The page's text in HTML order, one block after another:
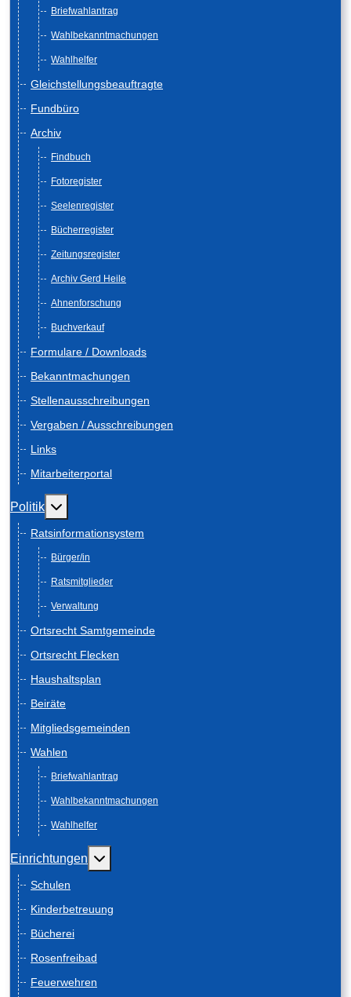
Briefwahlantrag
Wahlbekanntmachungen
Wahlhelfer
Gleichstellungsbeauftragte
Fundbüro
Archiv
Findbuch
Fotoregister
Seelenregister
Bücherregister
Zeitungsregister
Archiv Gerd Heile
Ahnenforschung
Buchverkauf
Formulare / Downloads
Bekanntmachungen
Stellenausschreibungen
Vergaben / Ausschreibungen
Links
Mitarbeiterportal
Politik Weitere Informationen: Politik
Ratsinformationsystem
Bürger/in
Ratsmitglieder
Verwaltung
Ortsrecht Samtgemeinde
Ortsrecht Flecken
Haushaltsplan
Beiräte
Mitgliedsgemeinden
Wahlen
Briefwahlantrag
Wahlbekanntmachungen
Wahlhelfer
Einrichtungen Weitere Informationen: Einrichtungen
Schulen
Kinderbetreuung
Bücherei
Rosenfreibad
Feuerwehren